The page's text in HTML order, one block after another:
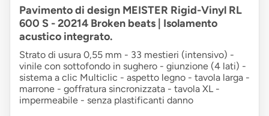
Pavimento di design MEISTER Rigid-Vinyl RL
600 S - 20214 Broken beats | Isolamento
acustico integrato.
Strato di usura 0,55 mm - 33 mestieri (intensivo) -
vinile con sottofondo in sughero - giunzione (4 lati) -
sistema a clic Multiclic - aspetto legno - tavola larga -
marrone - goffratura sincronizzata - tavola XL -
impermeabile - senza plastificanti danno